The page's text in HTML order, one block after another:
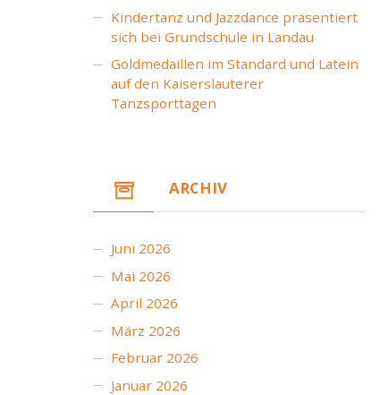
Kindertanz und Jazzdance präsentiert
sich bei Grundschule in Landau
Goldmedaillen im Standard und Latein
auf den Kaiserslauterer
Tanzsporttagen
ARCHIV
Juni 2026
Mai 2026
April 2026
März 2026
Februar 2026
Januar 2026